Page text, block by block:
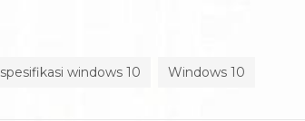
spesifikasi windows 10 Windows 10